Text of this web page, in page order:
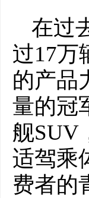
在过
过17万
的产品
量的冠
舰SUV
适驾乘
费者的